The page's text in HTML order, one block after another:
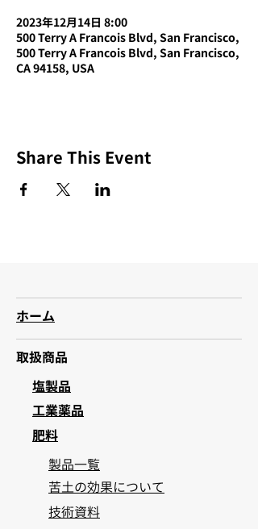
2023年12月14日 8:00
500 Terry A Francois Blvd, San Francisco,
500 Terry A Francois Blvd, San Francisco,
CA 94158, USA
Share This Event
ホーム
取扱商品
塩製品
工業薬品
肥料
製品一覧
苦土の効果について
技術資料